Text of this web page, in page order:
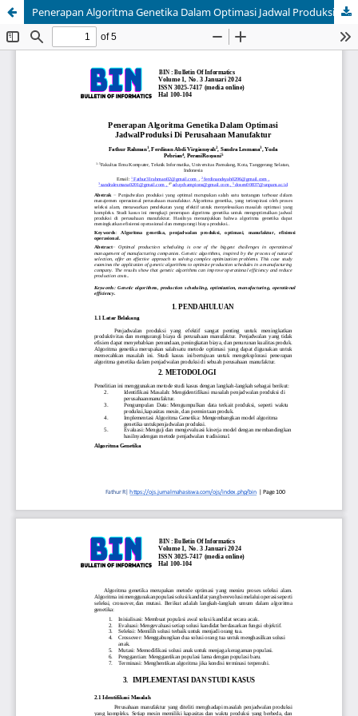
Penerapan Algoritma Genetika Dalam Optimasi Jadwal Produksi Di Perusahaan Manufaktur